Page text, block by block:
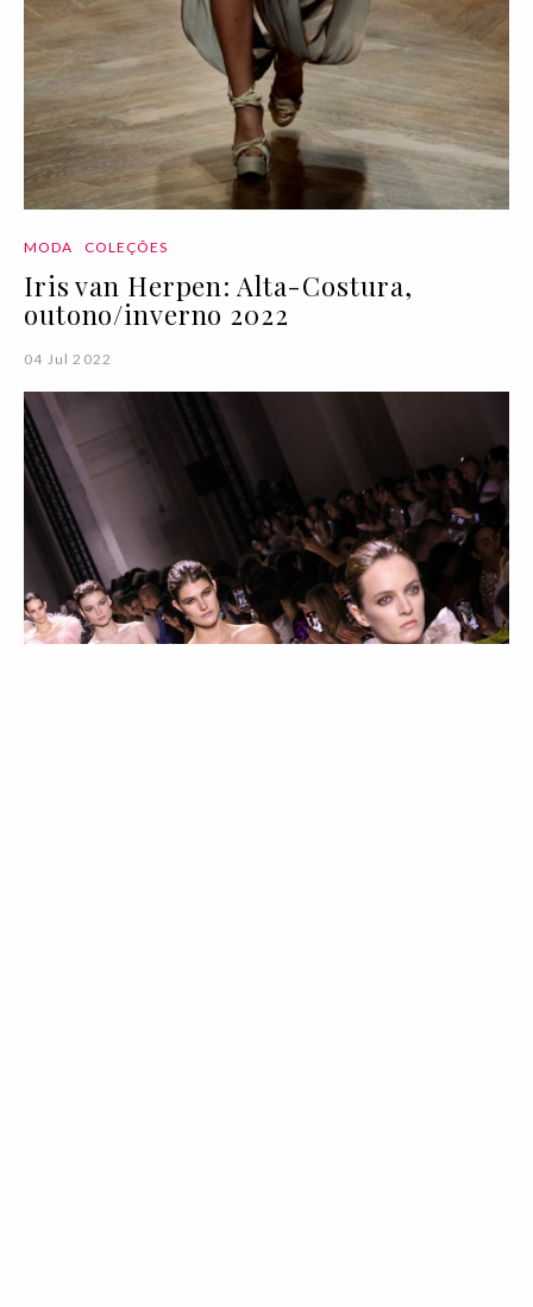
MODA COLEÇÕES
Iris van Herpen: Alta-Costura,
outono/inverno 2022
04 Jul 2022